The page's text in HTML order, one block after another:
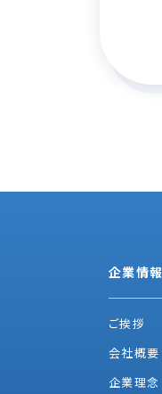
企業情報
ご挨拶
会社概要
企業理念